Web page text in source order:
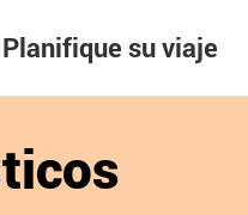
Planifique su viaje